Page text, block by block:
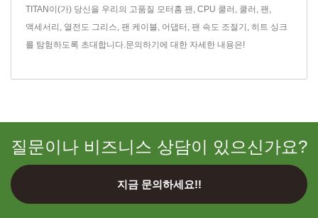
TITAN이(가) 당신을 우리의 고품질 모터홈 팬 CPU 쿨러 쿨러 팬
액세서리
열전도 그리스 팬 케이블 어댑터 팬 속도 조절기 히트 싱크
를 탐험하도록 초대합니다. 문의하기에 대한 자세한 내용은!
질문이나 비즈니스 상담이 있으신가요?
지금 문의하세요!!